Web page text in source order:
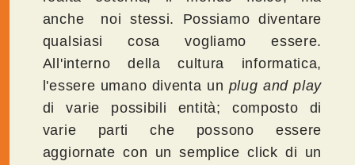
anche noi stessi. Possiamo diventare
qualsiasi cosa vogliamo essere.
All'interno della cultura informatica,
l'essere umano diventa un plug and play
di varie possibili entità; composto di
varie parti che possono essere
aggiornate con un semplice click di un